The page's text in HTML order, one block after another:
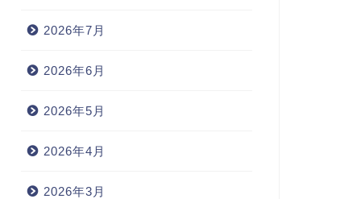
2026年7月
2026年6月
2026年5月
2026年4月
2026年3月